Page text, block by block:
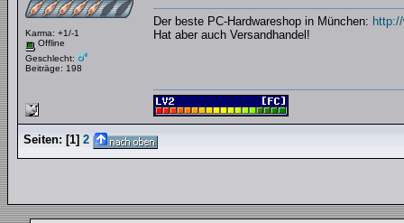
Karma: +1/-1
Offline
Geschlecht:
Beiträge: 198
Der beste PC-Hardwareshop in München:
Hat aber auch Versandhandel!
Seiten: [1] 2